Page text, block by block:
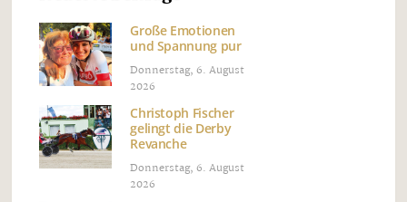
Große Emotionen
und Spannung pur
Donnerstag, 6. August
2026
Christoph Fischer
gelingt die Derby
Revanche
Donnerstag, 6. August
2026